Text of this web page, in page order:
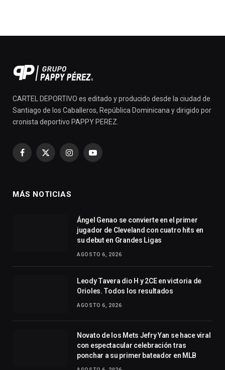
CARTEL DEPORTIVO es editado y producido desde la ciudad de
Santiago de los Caballeros, República Dominicana y dirigido por
cronista deportivo PAPPY PEREZ.
Facebook
X
InstagramYouTube
MÁS NOTICIAS
Ángel Genao se convierte en el primer
jugador de Cleveland con cuatro hits en
su debut en Grandes Ligas
AGOSTO 6, 2026
Leody Tavera dio H y 2CE en victoria de
Orioles. Todos los resultados
AGOSTO 6, 2026
Novato de los Mets Jefry Yan se hace viral
con espectacular celebración tras
ponchar a su primer bateador en MLB